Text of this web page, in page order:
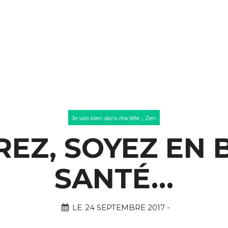
Je vais bien dans ma tête , Zen
SOYEZ EN
SANTÉ…
LE 24 SEPTEMBRE 2017 -